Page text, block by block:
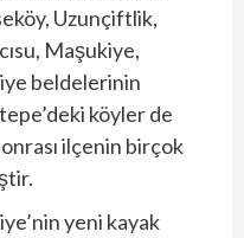
Uzunçiftlik,
Maşukiye,
beldelerinin
köyler de
ilçenin birçok
yeni kayak